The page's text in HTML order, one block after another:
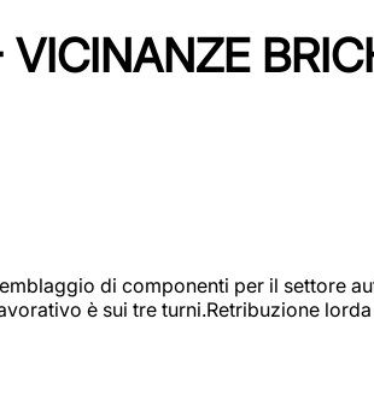
di componenti per il settore
è sui tre turni.Retribuzione